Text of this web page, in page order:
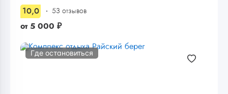
10,0 53 отзывов
от 5 000 ₽
Где остановиться